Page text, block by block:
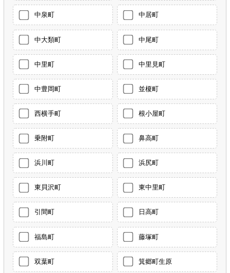
中泉町 中居町
中大類町 中尾町
中里町 中里見町
中豊岡町 並榎町
西横手町 根小屋町
乗附町 鼻高町
浜川町 浜尻町
東貝沢町 東中里町
引間町 日高町
福島町 藤塚町
双葉町 箕郷町生原